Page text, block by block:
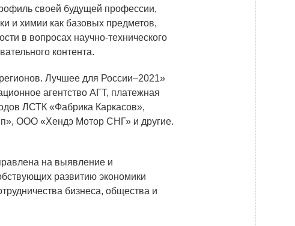
своей будущей профессии,
и химии как базовых предметов,
в вопросах научно-технического
контента.
Лучшее для России–2021»
агентство АГТ, платежная
ЛСТК «Фабрика Каркасов»,
ООО «Хендэ Мотор СНГ» и другие.
на выявление и
развитию экономики
бизнеса, общества и